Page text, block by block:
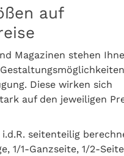
auf
Magazinen stehen
Diese wirken sich
auf den jeweiligen
seitenteilig
1/1-Ganzseite, 1/2-